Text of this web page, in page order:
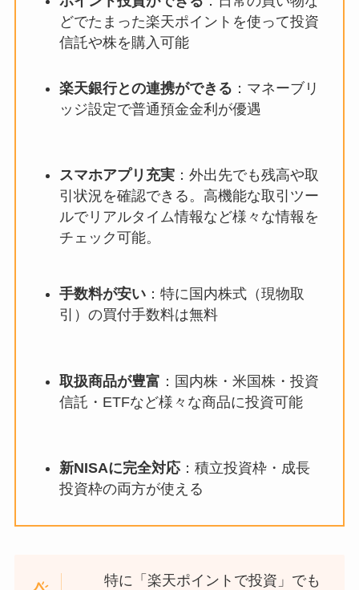
どでたまった楽天ポイント を使って投資
信託や株を購入可能
楽天銀行との連携ができる ：マネーブリ
ッジ設定で普通預金金利が優遇
スマホアプリ充実：外出先でも残高や取
引状況を確認できる。高機能な取引ツー
ルでリアルタイム情報など様々な情報を
チェック可能。
手数料が安い：特に 国内株式（現物取
引）の買付手数料は無料
取扱商品が豊富 ：国内株・米国株・投資
信託・ETFなど様々な商品に投資可能
新NISAに完全対応：積立投資枠・成長
投資枠の両方が使える
特に「楽天ポイントで投資」でも